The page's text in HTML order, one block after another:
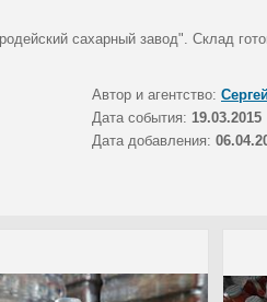
сахарный завод". Склад
Автор и агентство:
Дата события: 19.03.2015
Дата добавления: